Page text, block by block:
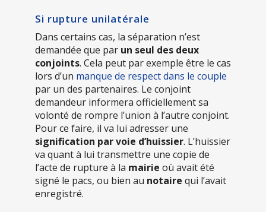
Si rupture unilatérale
Dans certains cas, la séparation n’est
demandée que par un seul des deux
conjoints. Cela peut par exemple être le cas
lors d’un manque de respect dans le couple
par un des partenaires. Le conjoint
demandeur informera officiellement sa
volonté de rompre l’union à l’autre conjoint.
Pour ce faire, il va lui adresser une
signification par voie d’huissier. L’huissier
va quant à lui transmettre une copie de
l’acte de rupture à la mairie où avait été
signé le pacs, ou bien au notaire qui l’avait
enregistré.